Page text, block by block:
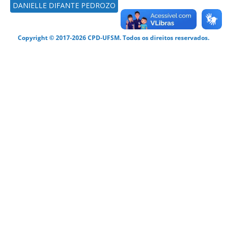
DANIELLE DIFANTE PEDROZO
Copyright © 2017-2026 CPD-UFSM. Todos os direitos reservados.